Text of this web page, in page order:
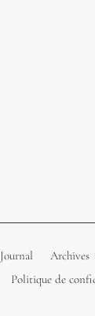
Journal Archives
Politique de